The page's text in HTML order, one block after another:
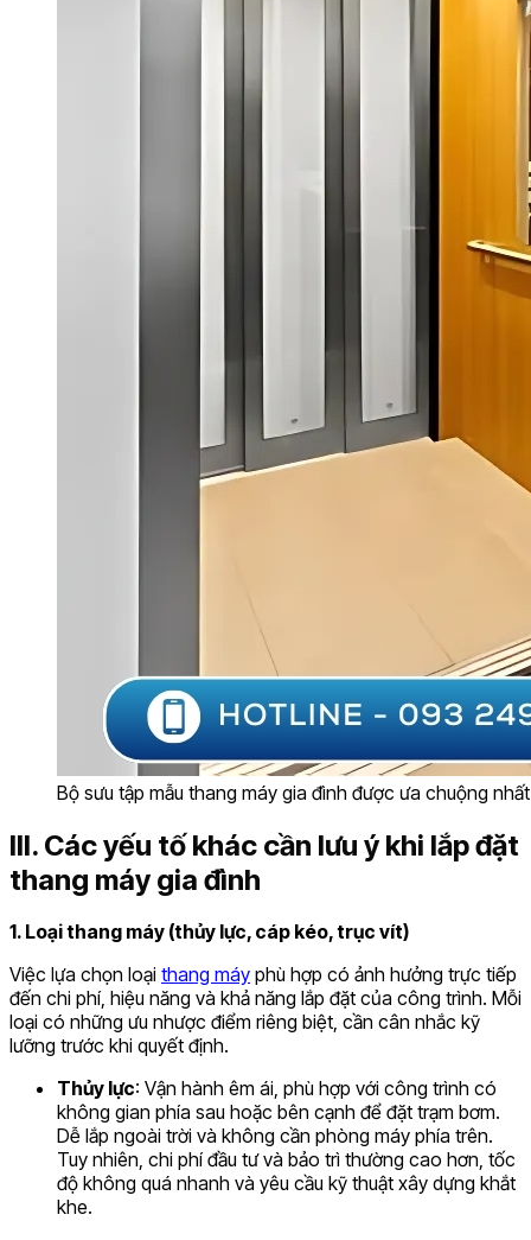
Bộ sưu tập mẫu thang máy gia đình được ưa chuộng
III. Các yếu tố khác cần lưu ý khi lắp đặt
thang máy gia đình
1. Loại thang máy (thủy lực, cáp kéo, trục vít)
Việc lựa chọn loại thang máy phù hợp có ảnh hưởng trực tiếp
đến chi phí, hiệu năng và khả năng lắp đặt của công trình. Mỗi
loại có những ưu nhược điểm riêng biệt, cần cân nhắc kỹ
lưỡng trước khi quyết định.
Thủy lực: Vận hành êm ái, phù hợp với công trình có
không gian phía sau hoặc bên cạnh để đặt trạm bơm.
Dễ lắp ngoài trời và không cần phòng máy phía trên.
Tuy nhiên, chi phí đầu tư và bảo trì thường cao hơn, tốc
độ không quá nhanh và yêu cầu kỹ thuật xây dựng khắt
khe.